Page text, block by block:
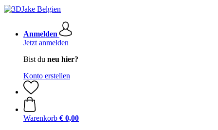
Anmelden
Jetzt anmelden
Bist du neu hier?
Konto erstellen
Warenkorb € 0,00